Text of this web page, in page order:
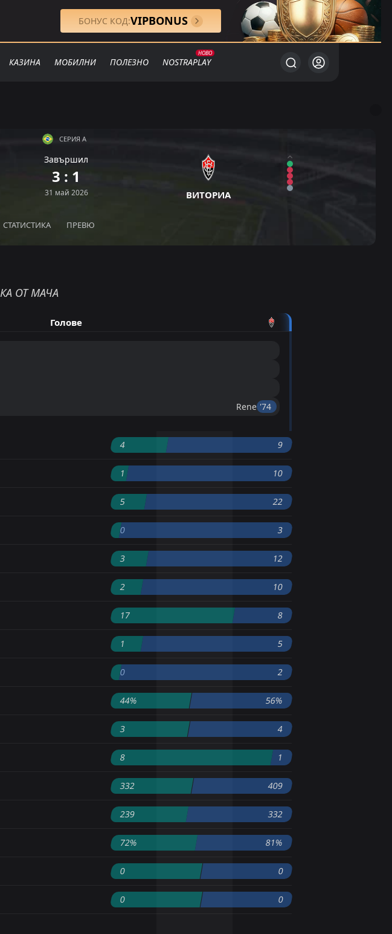
БОНУС КОД:VIPBONUS
КАЗИНА МОБИЛНИ ПОЛЕЗНО NOSTRAPLAY
СЕРИЯ А
Завършил
3 : 1
31 май 2026 ВИТОРИА
СТАТИСТИКА ПРЕВЮ
ОТ МАЧА
Голове
Rene '74 ︎
4 9
1 10
5 22
0 3
3 12
2 10
17 8
1 5
0 2
44% 56%
3 4
8 1
332 409
239 332
72% 81%
0 0
0 0